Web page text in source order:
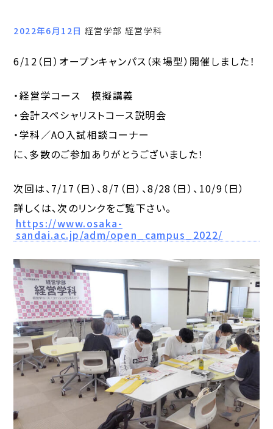
2022年6月12日 経営学部 経営学科
6/12（日）オープンキャンパス（来場型）開催しました！
・経営学コース 模擬講義
・会計スペシャリストコース説明会
・学科／AO入試相談コーナー
に、多数のご参加ありがとうございました！
次回は、7/17（日）、8/7（日）、8/28（日）、10/9（日）
詳しくは、次のリンクをご覧下さい。
https://www.osaka-
sandai.ac.jp/adm/open_campus_2022/